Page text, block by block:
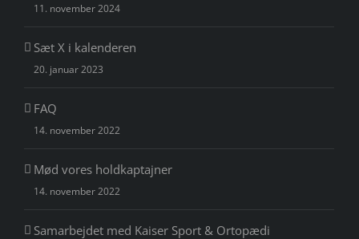
11. november 2024
Sæt X i kalenderen
20. januar 2023
FAQ
14. november 2022
Mød vores holdkaptajner
14. november 2022
Samarbejdet med Kaiser Sport & Ortopædi